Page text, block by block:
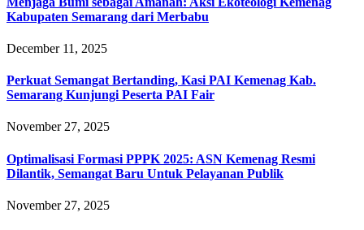
Kabupaten Semarang dari Merbabu
December 11, 2025
Perkuat Semangat Bertanding, Kasi PAI Kemenag Kab.
Semarang Kunjungi Peserta PAI Fair
November 27, 2025
Optimalisasi Formasi PPPK 2025: ASN Kemenag Resmi
Dilantik, Semangat Baru Untuk Pelayanan Publik
November 27, 2025